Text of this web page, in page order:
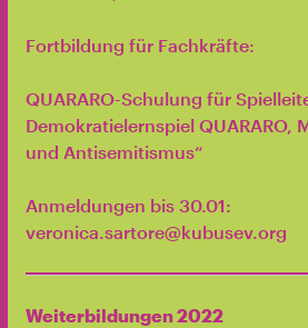
Fortbildung für Fachkräfte:
QUARARO-Schulung für
Demokratielernspiel QUARARO,
und Antisemitismus“
Anmeldungen bis 30.01:
veronica.sartore@kubusev.org
Weiterbildungen 2022